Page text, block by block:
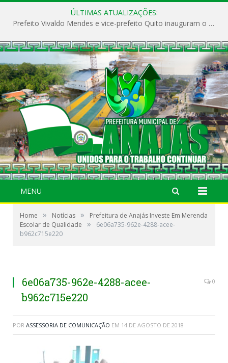
ÚLTIMAS ATUALIZAÇÕES:
Prefeito Vivaldo Mendes e vice-prefeito Quito inauguram o CAPS e fortalecem a saúde pública em Anajás.
MENU
Home » Notícias »
Prefeitura de Anajás Investe Em Merenda
Escolar de Qualidade
»
6e06a735-962e-4288-acee-
b962c715e220
6e06a735-962e-4288-acee-
b962c715e220
0
POR ASSESSORIA DE COMUNICAÇÃO EM 14 DE AGOSTO DE 2018